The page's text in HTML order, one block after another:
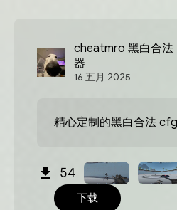
cheatmro 黑白合
器
16 五月 2025
精心定制的黑白合法 cfg
54
下载